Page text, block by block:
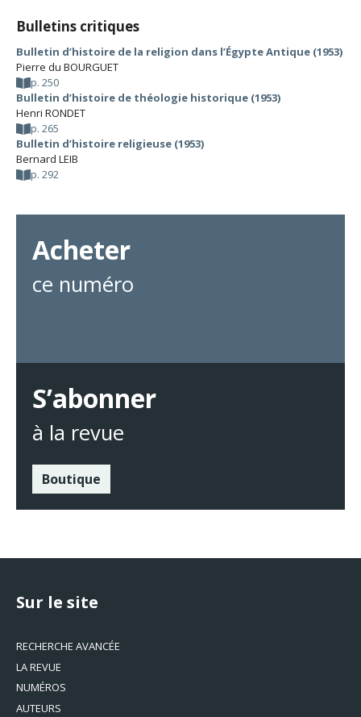
Bulletins critiques
Bulletin d’histoire de la religion dans l’Égypte Antique (1953)
Pierre du BOURGUET
p. 250
Bulletin d’histoire de théologie historique (1953)
Henri RONDET
p. 265
Bulletin d’histoire religieuse (1953)
Bernard LEIB
p. 292
Acheter
ce numéro
S’abonner
à la revue
Boutique
Sur le site
RECHERCHE AVANCÉE
LA REVUE
NUMÉROS
AUTEURS